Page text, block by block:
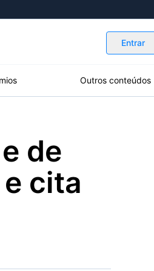
Entrar
Outros conteúdos
de
cita